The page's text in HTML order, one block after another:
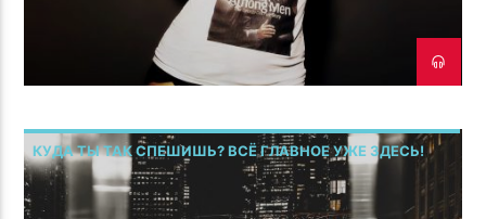
КУДА ТЫ ТАК СПЕШИШЬ? ВСЁ ГЛАВНОЕ УЖЕ ЗДЕСЬ!
TF6 RADIO